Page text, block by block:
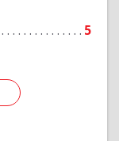
5
Подробнее